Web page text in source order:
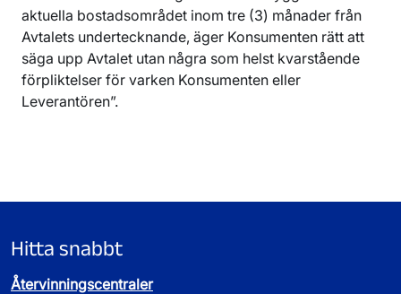
aktuella bostadsområdet inom tre (3) månader från
Avtalets undertecknande, äger Konsumenten rätt att
säga upp Avtalet utan några som helst kvarstående
förpliktelser för varken Konsumenten eller
Leverantören”.
Hitta snabbt
Återvinningscentraler